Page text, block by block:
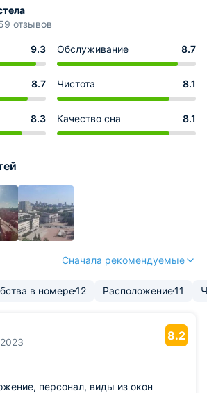
отзывов
9.3 Обслуживание 8.7
8.7 Чистота 8.1
8.3 Качество сна 8.1
Сначала рекомендуемые
в номере12 Расположение11
8.2
персонал, виды из окон